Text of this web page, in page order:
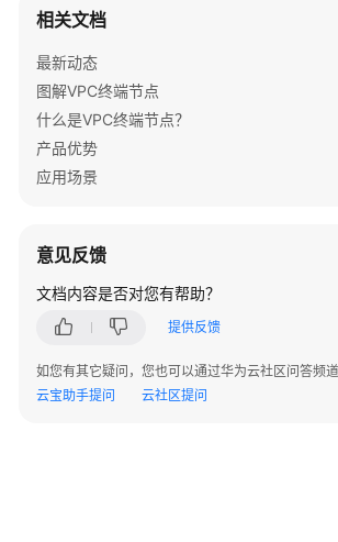
                .withServerPort(
        );
        body.withApprovalEnabled(
        body.withVpcId(
        }
catch
        }
catch
            e.printStackTrace();
相关文档
最新动态
图解VPC终端节点
什么是VPC终端节点？
产品优势
应用场景
意见反馈
文档内容是否对您有帮助？
提供反馈
如您有其它疑问，您也可以通过华为云社区问答频
云宝助手提问
云社区提问